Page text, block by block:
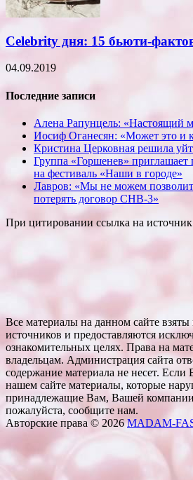
Celebrity дня: 15 бьюти-
04.09.2019
Последние записи
Алена Рапунцель: «Настоящий
Иосиф Оганесян: «Может это и
Кристина Церковная решила
Группа «Горшенев» приглашает
на фестиваль «Наши в городе»
Лавров: «Мы не можем
потерять договор СНВ-3»
При цитировании ссылка на источник
Все материалы на данном сайте
источников и предоставляются
ознакомительных целях. Права на
владельцам. Администрация сайта
содержание материала не несет.
нашем сайте материалы, которые
принадлежащие Вам, Вашей
пожалуйста, сообщите нам.
Авторские права © 2026MADAM-